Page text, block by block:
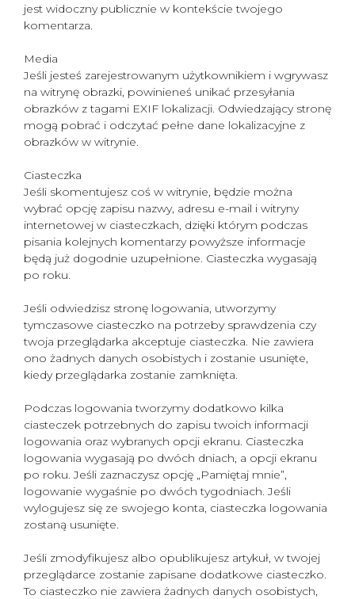
jest widoczny publicznie w kontekście twojego
komentarza.
Media
Jeśli jesteś zarejestrowanym użytkownikiem i wgrywasz
na witrynę obrazki, powinieneś unikać przesyłania
obrazków z tagami EXIF lokalizacji. Odwiedzający stronę
mogą pobrać i odczytać pełne dane lokalizacyjne z
obrazków w witrynie.
Ciasteczka
Jeśli skomentujesz coś w witrynie, będzie można
wybrać opcję zapisu nazwy, adresu e-mail i witryny
internetowej w ciasteczkach, dzięki którym podczas
pisania kolejnych komentarzy powyższe informacje
będą już dogodnie uzupełnione. Ciasteczka wygasają
po roku.
Jeśli odwiedzisz stronę logowania, utworzymy
tymczasowe ciasteczko na potrzeby sprawdzenia czy
twoja przeglądarka akceptuje ciasteczka. Nie zawiera
ono żadnych danych osobistych i zostanie usunięte,
kiedy przeglądarka zostanie zamknięta.
Podczas logowania tworzymy dodatkowo kilka
ciasteczek potrzebnych do zapisu twoich informacji
logowania oraz wybranych opcji ekranu. Ciasteczka
logowania wygasają po dwóch dniach, a opcji ekranu
po roku. Jeśli zaznaczysz opcję „Pamiętaj mnie”,
logowanie wygaśnie po dwóch tygodniach. Jeśli
wylogujesz się ze swojego konta, ciasteczka logowania
zostaną usunięte.
Jeśli zmodyfikujesz albo opublikujesz artykuł, w twojej
przeglądarce zostanie zapisane dodatkowe ciasteczko.
To ciasteczko nie zawiera żadnych danych osobistych,